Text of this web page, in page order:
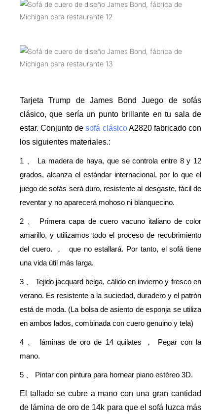
Tarjeta Trump de James Bond Juego de sofás
clásico, que sería un punto brillante en tu sala de
estar. Conjunto desofá clásicoA2820 fabricado con
los siguientes materiales.:
1
La madera de haya, que se controla entre 8 y 12
grados, alcanza el estándar internacional, por lo que el
juego de sofás será duro, resistente al desgaste, fácil de
reventar y no aparecerá mohoso ni blanquecino.
2
Primera capa de cuero vacuno italiano de color
amarillo, y utilizamos todo el proceso de recubrimiento
del cuero.
，
que no estallará. Por tanto, el sofá tiene
una vida útil más larga.
3
Tejido jacquard belga, cálido en invierno y fresco en
verano. Es resistente a la suciedad, duradero y el patrón
está de moda. (La bolsa de asiento de esponja se utiliza
en ambos lados, combinada con cuero genuino y tela)
4 láminas de oro de 14 quilates ， Pegar con la
mano.
5 Pintar con pintura para hornear piano estéreo 3D.
El tallado se cubre a mano con una gran cantidad
de lámina de oro de 14k para que el sofá luzca más